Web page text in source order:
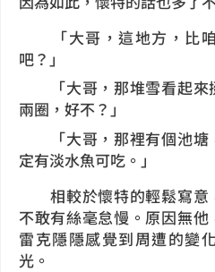
「大哥，這地方，比咱
吧？」
「大哥，那堆雪看起來
兩圈，好不？」
「大哥，那裡有個池塘
定有淡水魚可吃。」
相較於懷特的輕鬆寫意
不敢有絲毫怠慢。原因無
雷克隱隱感覺到周遭的變
光。